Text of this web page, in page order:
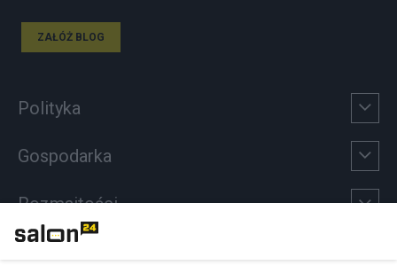
ZAŁÓŻ BLOG
Polityka
Gospodarka
Rozmaitości